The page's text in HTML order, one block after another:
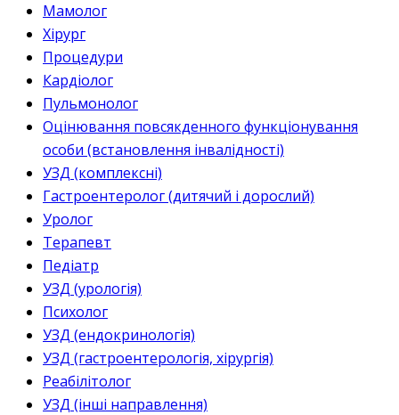
Мамолог
Хірург
Процедури
Кардіолог
Пульмонолог
Оцінювання повсякденного функціонування
особи (встановлення інвалідності)
УЗД (комплексні)
Гастроентеролог (дитячий і дорослий)
Уролог
Терапевт
Педіатр
УЗД (урологія)
Психолог
УЗД (ендокринологія)
УЗД (гастроентерологія, хірургія)
Реабілітолог
УЗД (інші направлення)